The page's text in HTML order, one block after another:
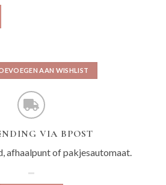
AAN WISHLIST
VIA BPOST
afhaalpunt of pakjesautomaat.